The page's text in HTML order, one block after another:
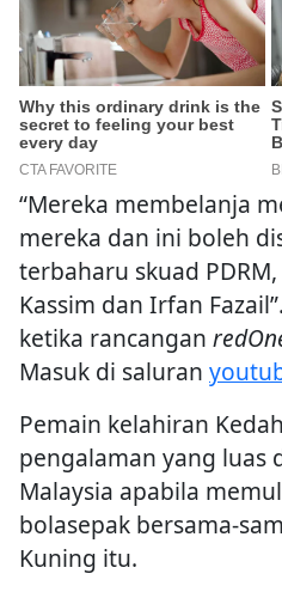
“Mereka membelanja
mereka dan ini boleh
terbaharu skuad
Kassim dan Irfan
ketika rancangan
Masuk di saluran
Pemain kelahiran
pengalaman yang luas
Malaysia apabila
bolasepak bersama-
Kuning itu.